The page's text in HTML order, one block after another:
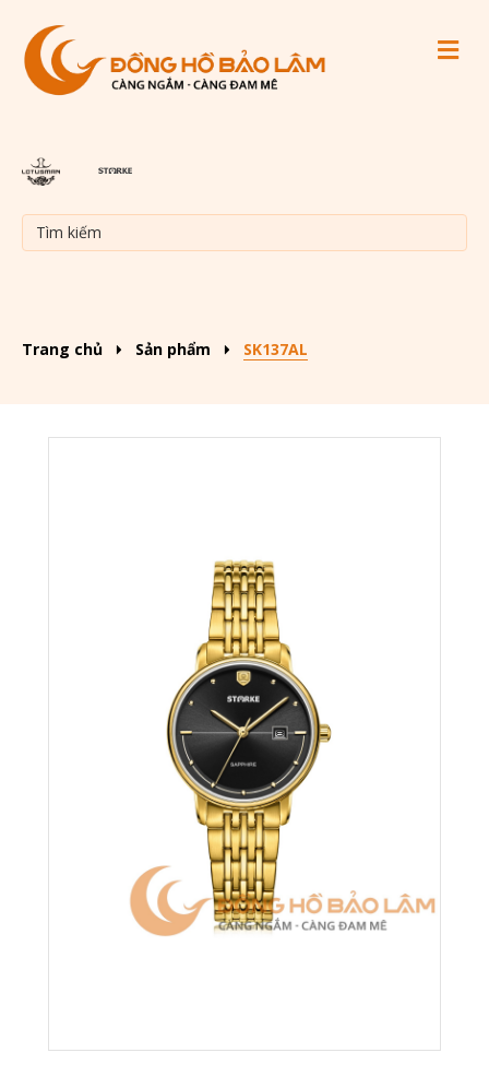
Trang chủ Sản phẩm SK137AL